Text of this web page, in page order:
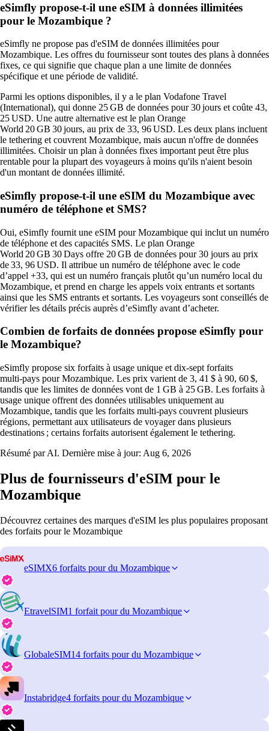
eSimfly propose-t-il une eSIM à données illimitées
pour le Mozambique ?
eSimfly ne propose pas d'eSIM de données illimitées pour
Mozambique. Les offres du fournisseur sont toutes des plans à données
fixes, ce qui signifie que chaque plan a une limite de données
spécifique et une période de validité.
Parmi les options disponibles, il y a le plan Vodafone Travel
(International), qui donne 25 GB de données pour 30 jours et coûte 43,
25 USD. Une autre alternative est le plan Orange
World 20 GB 30 jours, au prix de 33, 96 USD. Les deux plans incluent
le tethering et couvrent Mozambique, mais aucun n'offre de données
illimitées. Choisir un plan à données fixes important peut être plus
rentable pour la plupart des voyageurs à moins qu'ils n'aient besoin
d'un montant de données illimité.
eSimfly propose‑t‑il une eSIM du Mozambique avec
numéro de téléphone et SMS?
Oui, eSimfly fournit une eSIM pour Mozambique qui inclut un numéro
de téléphone et des capacités SMS. Le plan Orange
World 20 GB 30 Days offre 20 GB de données pour 30 jours au prix
de 33, 96 USD. Il attribue un numéro de téléphone avec le code
d’appel +33, qui est un numéro français plutôt qu’un numéro local du
Mozambique, et prend en charge les appels voix entrants et sortants
ainsi que les SMS entrants et sortants. Les voyageurs sont conseillés de
vérifier les détails précis auprès d’eSimfly avant d’acheter.
Combien de forfaits de données propose eSimfly pour
le Mozambique?
eSimfly propose six forfaits à usage unique et dix‑sept forfaits
multi‑pays pour Mozambique. Les prix varient de 3, 41 $ à 90, 60 $,
tandis que les limites de données vont de 1 GB à 25 GB. Les forfaits à
usage unique offrent des données utilisables uniquement au
Mozambique, tandis que les forfaits multi‑pays couvrent plusieurs
régions, permettant aux utilisateurs de voyager dans plusieurs
destinations ; certains forfaits autorisent également le tethering.
Résumé par AI. Dernière mise à jour: Aug 6, 2026
Plus de fournisseurs d'eSIM pour le
Mozambique
Découvrez certaines des marques d'eSIM les plus populaires proposant
des forfaits pour le Mozambique
eSIMX6 forfaits pour du Mozambique
EtravelSIM1 forfait pour du Mozambique
GlobaleSIM14 forfaits pour du Mozambique
Instabridge4 forfaits pour du Mozambique